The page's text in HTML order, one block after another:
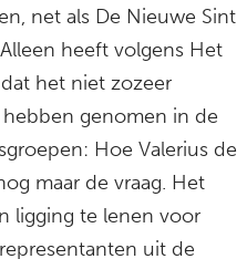
net als De Nieuwe Sint
heeft volgens Het
het niet zozeer
genomen in de
Hoe Valerius de
maar de vraag. Het
ligging te lenen voor
uit de